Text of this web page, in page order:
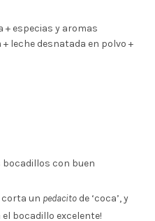
+ especias y aromas
leche desnatada en polvo +
bocadillos con buen
un pedacito de ‘coca’, y
bocadillo excelente!